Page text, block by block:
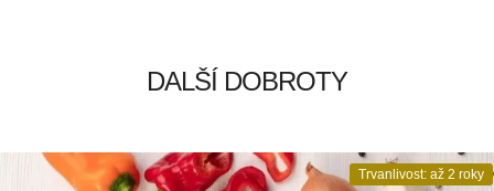
DALŠÍ DOBROTY
Trvanlivost: až 2 roky